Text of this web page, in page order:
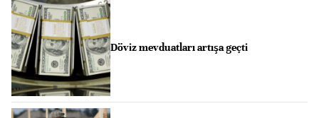
Döviz mevduatları artışa geçti